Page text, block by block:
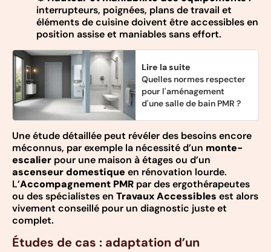
interrupteurs, poignées, plans de travail et
éléments de cuisine doivent être accessibles en
position assise et maniables sans effort.
Lire la suite
Quelles normes respecter
pour l'aménagement
d'une salle de bain PMR ?
Une étude détaillée peut révéler des besoins encore
méconnus, par exemple la nécessité d’un monte-
escalier pour une maison à étages ou d’un
ascenseur domestique en rénovation lourde.
L’Accompagnement PMR par des ergothérapeutes
ou des spécialistes en Travaux Accessibles est alors
vivement conseillé pour un diagnostic juste et
complet.
Études de cas : adaptation d’un